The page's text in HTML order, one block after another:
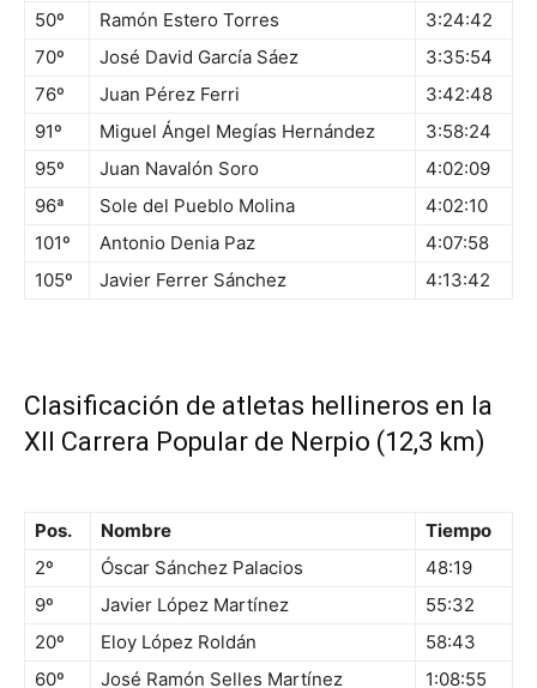
50º
Ramón Estero Torres
3:24:42
70º
José David García Sáez
3:35:54
76º
Juan Pérez Ferri
3:42:48
91º
Miguel Ángel Megías Hernández
3:58:24
95º
Juan Navalón Soro
4:02:09
96ª
Sole del Pueblo Molina
4:02:10
101º
Antonio Denia Paz
4:07:58
105º
Javier Ferrer Sánchez 4:13:42
Clasificación de atletas hellineros en la
XII Carrera Popular de Nerpio (12,3 km)
Pos. Nombre
Tiempo
2º
Óscar Sánchez Palacios
48:19
9º
Javier López Martínez
55:32
20º
Eloy López Roldán
58:43
60º
José Ramón Selles Martínez 1:08:55